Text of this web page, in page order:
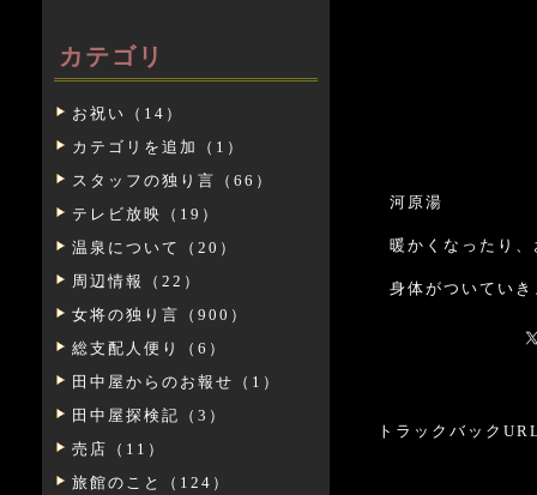
カテゴリ
お祝い（14）
カテゴリを追加（1）
スタッフの独り言（66）
テレビ放映（19）
温泉について（20）
周辺情報（22）
女将の独り言（900）
総支配人便り（6）
田中屋からのお報せ（1）
田中屋探検記（3）
売店（11）
旅館のこと（124）
河原湯
暖かくなったり
身体がついてい
トラックバック